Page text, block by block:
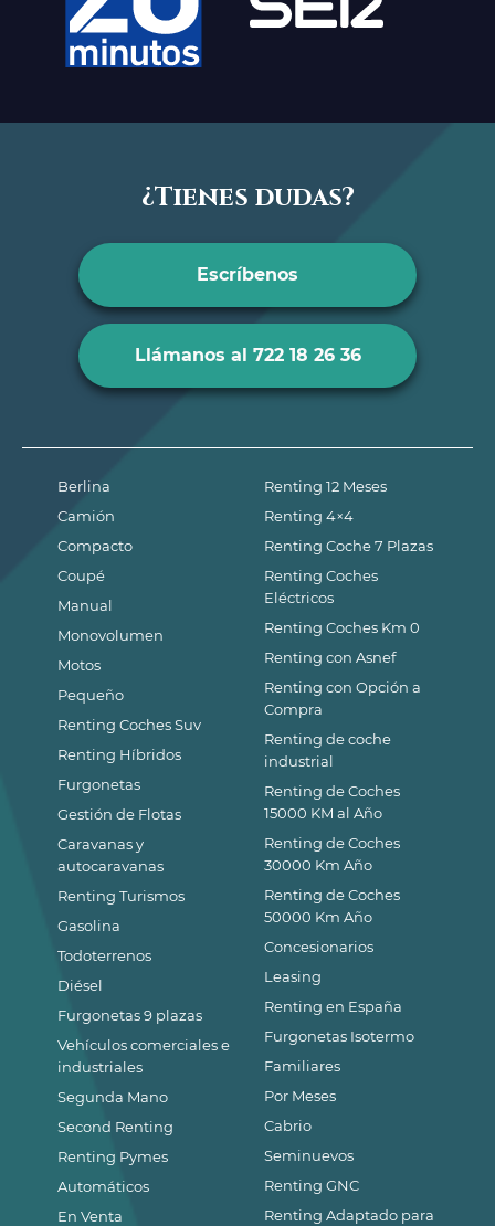
¿Tienes dudas?
Escríbenos
Llámanos al 722 18 26 36
Berlina
Camión
Compacto
Coupé
Manual
Monovolumen
Motos
Pequeño
Renting Coches Suv
Renting Híbridos
Furgonetas
Gestión de Flotas
Caravanas y
autocaravanas
Renting Turismos
Gasolina
Todoterrenos
Diésel
Furgonetas 9 plazas
Vehículos comerciales e
industriales
Segunda Mano
Second Renting
Renting Pymes
Automáticos
En Venta
Renting 12 Meses
Renting 4×4
Renting Coche 7 Plazas
Renting Coches
Eléctricos
Renting Coches Km 0
Renting con Asnef
Renting con Opción a
Compra
Renting de coche
industrial
Renting de Coches
15000 KM al Año
Renting de Coches
30000 Km Año
Renting de Coches
50000 Km Año
Concesionarios
Leasing
Renting en España
Furgonetas Isotermo
Familiares
Por Meses
Cabrio
Seminuevos
Renting GNC
Renting Adaptado para